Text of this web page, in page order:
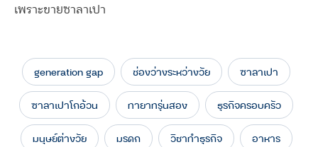
เพราะขายซาลาเปา
generation gap ช่องว่างระหว่างวัย ซาลาเปา
ซาลาเปาโกอ้วน ทายาทรุ่นสอง ธุรกิจครอบครัว
มนุษย์ต่างวัย มรดก วิชาทำธุรกิจ อาหาร